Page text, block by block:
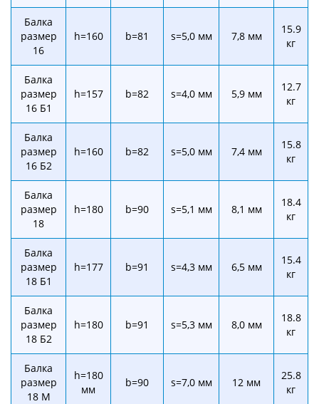
Балка
размер
16
h=160 b=81 s=5,0 мм 7,8 мм
15.9
кг
Балка
размер
16 Б1
h=157 b=82 s=4,0 мм 5,9 мм
12.7
кг
Балка
размер
16 Б2
h=160 b=82 s=5,0 мм 7,4 мм
15.8
кг
Балка
размер
18
h=180 b=90 s=5,1 мм 8,1 мм
18.4
кг
Балка
размер
18 Б1
h=177 b=91 s=4,3 мм 6,5 мм
15.4
кг
Балка
размер
18 Б2
h=180 b=91 s=5,3 мм 8,0 мм
18.8
кг
Балка
размер
18 М
h=180
мм
b=90 s=7,0 мм 12 мм
25.8
кг